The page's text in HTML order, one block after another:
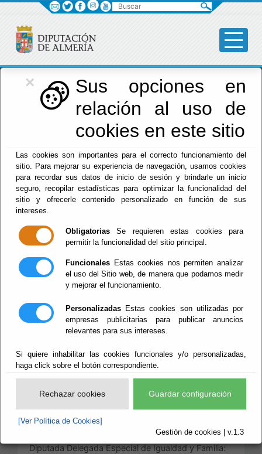
×
Sus opciones en
relación al uso de
cookies en este sitio
Las cookies son importantes para el correcto funcionamiento del
sitio. Para mejorar su experiencia de navegación, usamos cookies
para recordar sus datos de inicio de sesión y brindarle un inicio
seguro, recopilar estadísticas para optimizar la funcionalidad del
sitio y ofrecerle contenido personalizado en función de sus
intereses.
Obligatorias Se requieren estas cookies para
permitir la funcionalidad del sitio principal.
Funcionales Estas cookies nos permiten analizar
el uso del Sitio web, de manera que podamos medir
y mejorar el funcionamiento.
Personalizadas Estas cookies son utilizadas por
empresas publicitarias para publicar anuncios
relevantes para sus intereses.
Si quiere inhabilitar las cookies funcionales y/o personalizadas,
haga click sobre el botón correspondiente.
Rechazar cookies Guardar configuración
[Ver Política de Cookies]
Gestión de cookies | v.1.3
Diputación
Menú Diputación
Servicios Sociales
Escuchar
Área de Bienestar Social,
Igualdad y Familia
Las competencias de esta Área, distribuidas
a) Competencias directamente correspondiente
al Diputado Delegado del Área de Bienestar Social:
Servicios Sociales Comunitarios.
Servicios Sociales Especializados.
Residencia Asistida de Ancianos.
Servicio Provincial de
Drogodependencias y Adicciones.
b) Competencias directamente correspondiente a la
Diputada Delegada Especial de Igualdad y Familia:
Buscar